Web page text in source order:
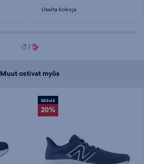
Useita kokoja
1 /5
Muut ostivat myös
Säästä
20%